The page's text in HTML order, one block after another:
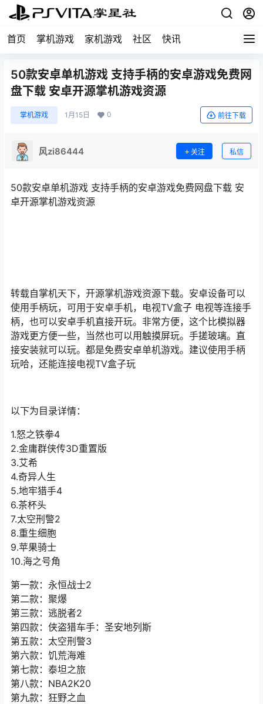
首页 掌机游戏 家机游戏 社区 快讯
50款安卓单机游戏 支持手柄的安卓游戏免费网
盘下载 安卓开源掌机游戏资源
掌机游戏 1月15日 0 前往下载
风zi86444 关注 私信
50款安卓单机游戏 支持手柄的安卓游戏免费网盘下载 安
卓开源掌机游戏资源
转载自掌机天下，开源掌机游戏资源下载。安卓设备可以
使用手柄玩，可用于安卓手机，电视TV盒子 电视等连接手
柄，也可以安卓手机直接开玩。非常方便，这个比模拟器
游戏更方便一些，当然也可以用触摸屏玩。手搓玻璃。直
接安装就可以玩。都是免费安卓单机游戏。建议使用手柄
玩哈，还能连接电视TV盒子玩
以下为目录详情：
1.怒之铁拳4
2.金庸群侠传3D重置版
3.艾希
4.奇异人生
5.地牢猎手4
6.茶杯头
7.太空刑警2
8.重生细胞
9.苹果骑士
10.海之号角
第一款：永恒战士2
第二款：聚爆
第三款：逃脱者2
第四款：侠盗猎车手：圣安地列斯
第五款：太空刑警3
第六款：饥荒海难
第七款：泰坦之旅
第八款：NBA2K20
第九款：狂野之血